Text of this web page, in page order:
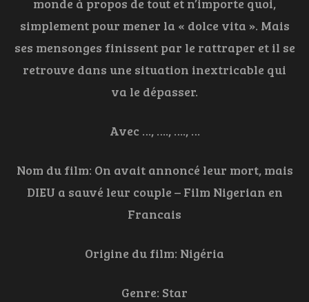
monde à propos de tout et n’importe quoi,
simplement pour mener la « dolce vita ». Mais
ses mensonges finissent par le rattraper et il se
retrouve dans une situation inextricable qui
va le dépasser.
Avec …, …., …., …
Nom du film: On avait annoncé leur mort, mais
DIEU a sauvé leur couple – Film Nigerian en
Francais
Origine du film: Nigéria
Genre: Star